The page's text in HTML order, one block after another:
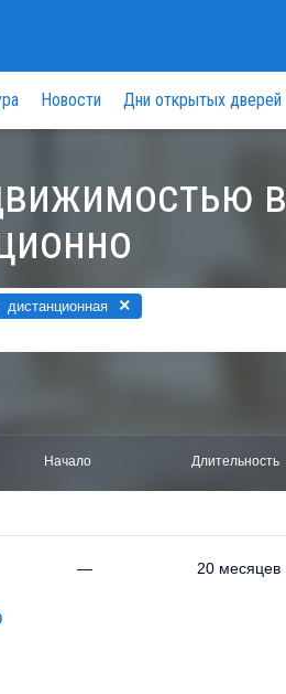
Новости Дни открытых дверей
в
дистанционная ×
Начало Длительность
— 20 месяцев